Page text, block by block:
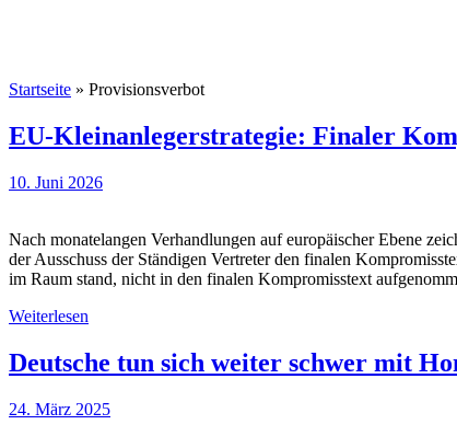
Startseite » Provisionsverbot
EU-Kleinanlegerstrategie: Finaler
10. Juni 2026
Nach monatelangen Verhandlungen auf europäischer Ebene
der Ausschuss der Ständigen Vertreter den finalen
im Raum stand, nicht in den finalen Kompromisstext
Weiterlesen
Deutsche tun sich weiter schwer mit
24. März 2025